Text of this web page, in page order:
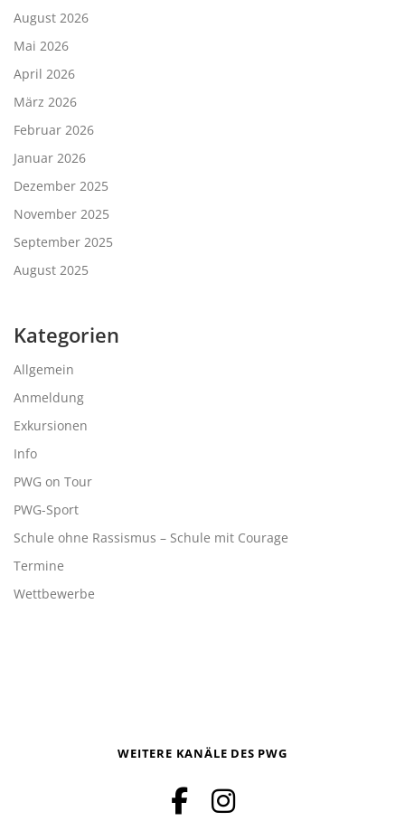
August 2026
Mai 2026
April 2026
März 2026
Februar 2026
Januar 2026
Dezember 2025
November 2025
September 2025
August 2025
Kategorien
Allgemein
Anmeldung
Exkursionen
Info
PWG on Tour
PWG-Sport
Schule ohne Rassismus – Schule mit Courage
Termine
Wettbewerbe
WEITERE KANÄLE DES PWG